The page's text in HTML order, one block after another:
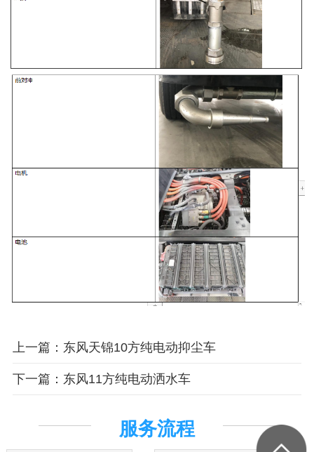
上一篇：东风天锦10方纯电动抑尘车
下一篇：东风11方纯电动洒水车
服务流程